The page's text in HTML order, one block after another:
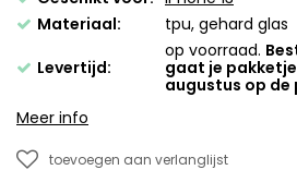
Materiaal:
tpu, gehard glas
Levertijd:
op voorraad.
gaat je pakketje
augustus op de
Meer info
toevoegen aan verlanglijst